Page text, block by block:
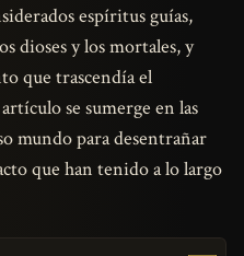
espíritus guías,
dioses y los mortales, y
que trascendía el
se sumerge en las
mundo para desentrañar
que han tenido a lo largo